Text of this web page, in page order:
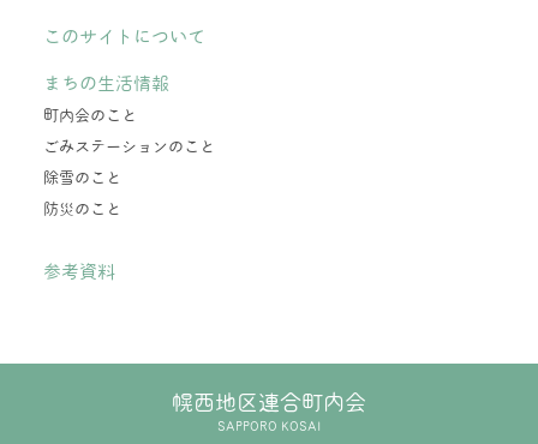
このサイトについて
まちの生活情報
町内会のこと
ごみステーションのこと
除雪のこと
防災のこと
参考資料
幌西地区連合町内会
SAPPORO KOSAI